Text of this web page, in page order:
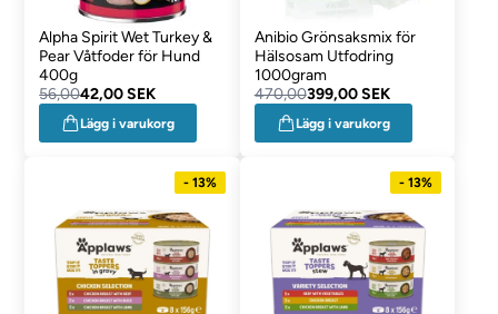
Alpha Spirit Wet Turkey &
Pear Våtfoder för Hund
400g
56,0042,00 SEK
Lägg i varukorg
Anibio Grönsaksmix för
Hälsosam Utfodring
1000gram
470,00399,00 SEK
Lägg i varukorg
- 13% - 13%